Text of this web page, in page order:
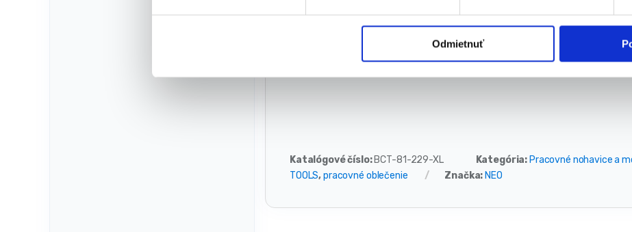
r
l
Odmietnuť
: NEO Tools
Katalógové číslo: BCT-81-229-XL Kategória: Pracovné nohavice a
TOOLS,pracovné oblečenie Značka: NEO